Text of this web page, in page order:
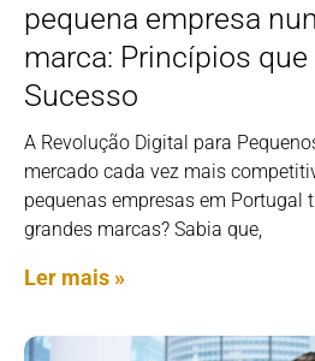
pequena empresa
marca: Princípios
Sucesso
A Revolução Digital para
mercado cada vez mais
pequenas empresas em Portugal
grandes marcas? Sabia que,
Ler mais »